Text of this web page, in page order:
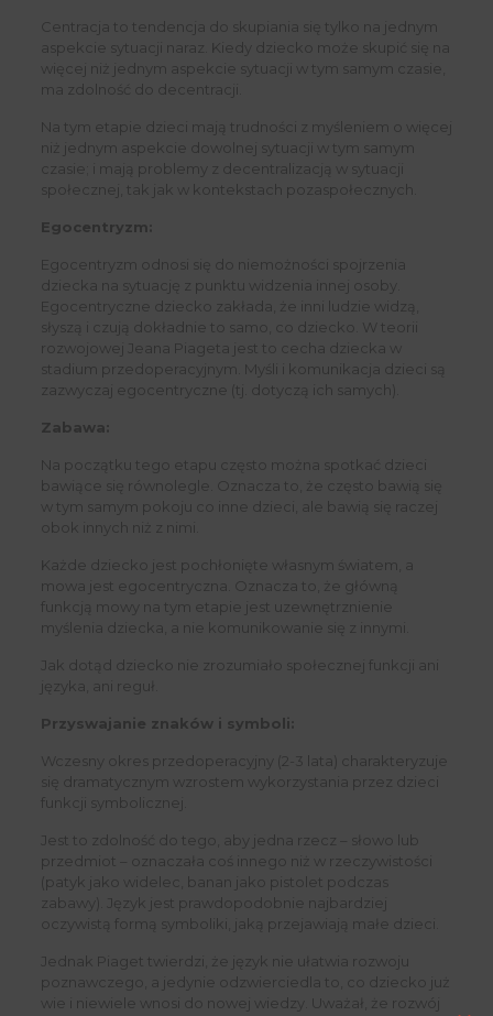
Centracja to tendencja do skupiania się tylko na jednym
aspekcie sytuacji naraz. Kiedy dziecko może skupić się na
więcej niż jednym aspekcie sytuacji w tym samym czasie,
ma zdolność do decentracji.
Na tym etapie dzieci mają trudności z myśleniem o więcej
niż jednym aspekcie dowolnej sytuacji w tym samym
czasie; i mają problemy z decentralizacją w sytuacji
społecznej, tak jak w kontekstach pozaspołecznych.
Egocentryzm:
Egocentryzm odnosi się do niemożności spojrzenia
dziecka na sytuację z punktu widzenia innej osoby.
Egocentryczne dziecko zakłada, że inni ludzie widzą,
słyszą i czują dokładnie to samo, co dziecko. W teorii
rozwojowej Jeana Piageta jest to cecha dziecka w
stadium przedoperacyjnym. Myśli i komunikacja dzieci są
zazwyczaj egocentryczne (tj. dotyczą ich samych).
Zabawa:
Na początku tego etapu często można spotkać dzieci
bawiące się równolegle. Oznacza to, że często bawią się
w tym samym pokoju co inne dzieci, ale bawią się raczej
obok innych niż z nimi.
Każde dziecko jest pochłonięte własnym światem, a
mowa jest egocentryczna. Oznacza to, że główną
funkcją mowy na tym etapie jest uzewnętrznienie
myślenia dziecka, a nie komunikowanie się z innymi.
Jak dotąd dziecko nie zrozumiało społecznej funkcji ani
języka, ani reguł.
Przyswajanie znaków i symboli:
Wczesny okres przedoperacyjny (2-3 lata) charakteryzuje
się dramatycznym wzrostem wykorzystania przez dzieci
funkcji symbolicznej.
Jest to zdolność do tego, aby jedna rzecz – słowo lub
przedmiot – oznaczała coś innego niż w rzeczywistości
(patyk jako widelec, banan jako pistolet podczas
zabawy). Język jest prawdopodobnie najbardziej
oczywistą formą symboliki, jaką przejawiają małe dzieci.
Jednak Piaget twierdzi, że język nie ułatwia rozwoju
poznawczego, a jedynie odzwierciedla to, co dziecko już
wie i niewiele wnosi do nowej wiedzy. Uważał, że rozwój